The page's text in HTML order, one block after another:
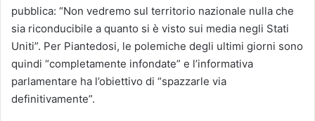
pubblica: “Non vedremo sul territorio nazionale nulla che
sia riconducibile a quanto si è visto sui media negli Stati
Uniti”. Per Piantedosi, le polemiche degli ultimi giorni sono
quindi “completamente infondate” e l’informativa
parlamentare ha l’obiettivo di “spazzarle via
definitivamente”.